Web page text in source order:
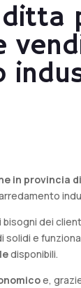
in provincia
dei
e
disponibili.
e,